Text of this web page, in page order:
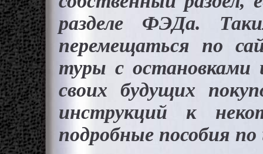
разделе ФЭДа.
перемещаться по
туры с остановками
своих будущих
инструкций к
подробные пособия